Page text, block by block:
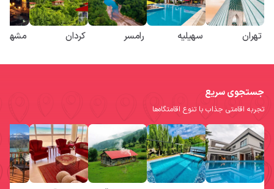
تهران سهیلیه رامسر کردان مشهد
جستجوی سریع
تجربه اقامتی جذاب با تنوع اقامتگاه‌ها